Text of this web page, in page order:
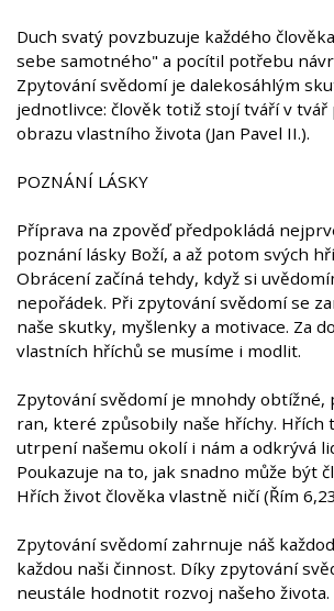
Duch svatý povzbuzuje každého
sebe samotného" a pocítil potřebu
Zpytování svědomí je dalekosáhlým
jednotlivce: člověk totiž stojí tváří v tvář
obrazu vlastního života (Jan Pavel II.).
POZNÁNÍ LÁSKY
Příprava na zpověď předpokládá
poznání lásky Boží, a až potom svých
Obrácení začíná tehdy, když si
nepořádek. Při zpytování svědomí se
naše skutky, myšlenky a motivace. Za
vlastních hříchů se musíme i modlit.
Zpytování svědomí je mnohdy obtížné,
ran, které způsobily naše hříchy. Hřích
utrpení našemu okolí i nám a odkrývá
Poukazuje na to, jak snadno může být
Hřích život člověka vlastně ničí (Řím
Zpytování svědomí zahrnuje náš
každou naši činnost. Díky zpytování
neustále hodnotit rozvoj našeho života.